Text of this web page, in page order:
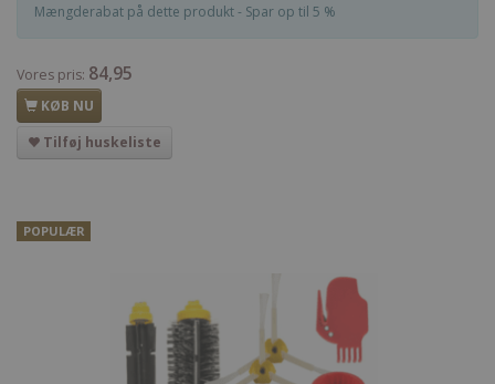
Mængderabat på dette produkt - Spar op til 5 %
Vores pris: 84,95
KØB NU
Tilføj huskeliste
POPULÆR